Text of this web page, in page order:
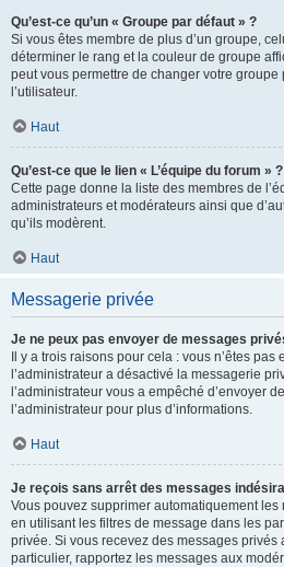
Qu’est-ce qu’un « Groupe par défaut » ?
Si vous êtes membre de plus d’un groupe,
déterminer le rang et la couleur de groupe
peut vous permettre de changer votre
l’utilisateur.
Haut
Qu’est-ce que le lien « L’équipe du forum » ?
Cette page donne la liste des membres de
administrateurs et modérateurs ainsi que
qu’ils modèrent.
Haut
Messagerie privée
Je ne peux pas envoyer de messages
Il y a trois raisons pour cela : vous n’êtes
l’administrateur a désactivé la messagerie
l’administrateur vous a empêché d’envoyer
l’administrateur pour plus d’informations.
Haut
Je reçois sans arrêt des messages
Vous pouvez supprimer automatiquement les
en utilisant les filtres de message dans les
privée. Si vous recevez des messages privés
particulier, rapportez les messages aux